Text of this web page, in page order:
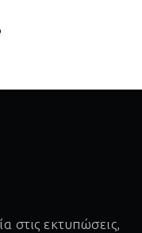
στις εκτυπώσεις,